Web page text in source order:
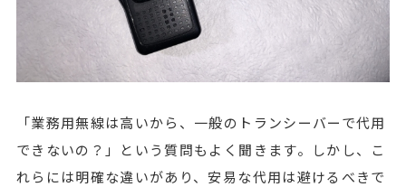
「業務用無線は高いから、一般のトランシーバーで代用
できないの？」という質問もよく聞きます。しかし、こ
れらには明確な違いがあり、安易な代用は避けるべきで